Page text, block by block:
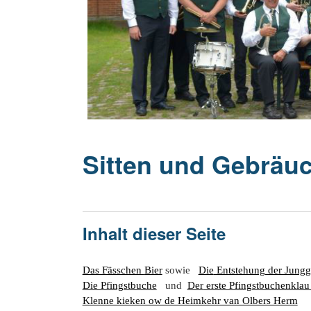
20
Sitten und
Inhalt dieser Seite
Das Fässchen Biersowie Die Entstehung der
Die Pfingstbuche und Dererste
Klenne kieken ow de Heimkehr van Olbers Herm